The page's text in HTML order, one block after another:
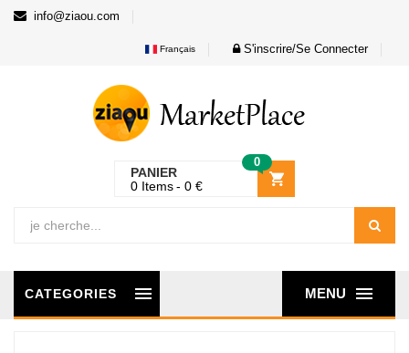
info@ziaou.com
Français S'inscrire/Se Connecter
PANIER
0
0 Items 0 €
MENU
CATEGORIES